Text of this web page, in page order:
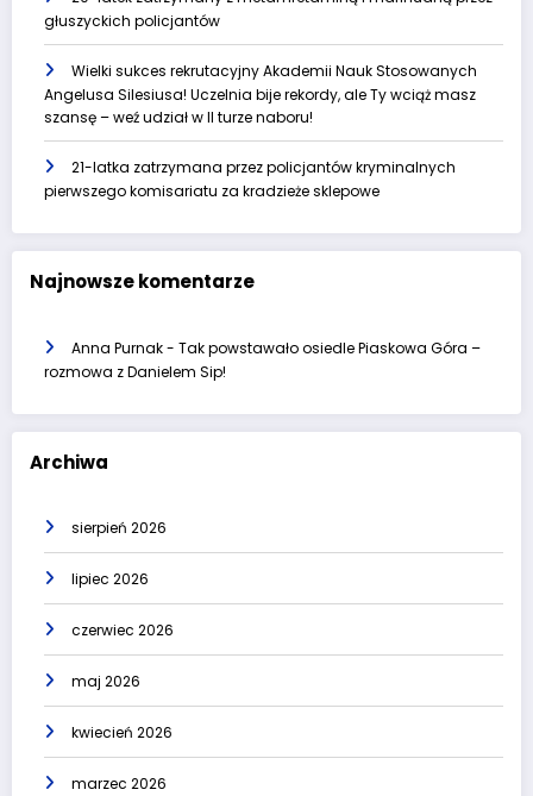
głuszyckich policjantów
Wielki sukces rekrutacyjny Akademii Nauk Stosowanych
Angelusa Silesiusa! Uczelnia bije rekordy, ale Ty wciąż masz
szansę – weź udział w II turze naboru!
21-latka zatrzymana przez policjantów kryminalnych
pierwszego komisariatu za kradzieże sklepowe
Najnowsze komentarze
Anna Purnak- Tak powstawało osiedle Piaskowa Góra –
rozmowa z Danielem Sip!
Archiwa
sierpień 2026
lipiec 2026
czerwiec 2026
maj 2026
kwiecień 2026
marzec 2026